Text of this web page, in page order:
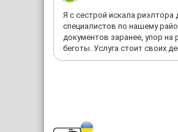
Я с сестрой искала
специалистов по нашему
документов заранее, упор
беготы. Услуга стоит своих